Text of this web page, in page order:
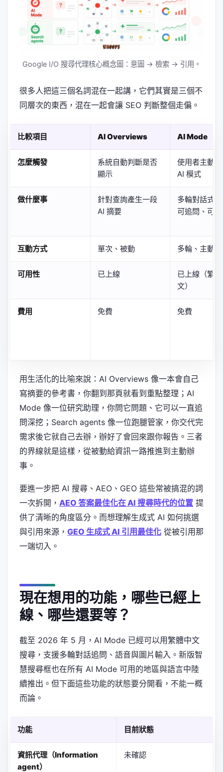
Google I/O 搜尋代理核心概念圖：意圖 → 檢索 → 引用。
很多人把這三個名詞混在一起講，它們其實是三個不
同層次的東西，混在一起會讓 SEO 判斷整個走偏。
比較項目 AI Overviews AI Mode
怎麼觸發
系統自動判斷是否
顯示
使用者主動
AI 模式
做什麼事
針對查詢產生一段
AI 摘要
多輪對話式
可追問、可
互動方式 單次、被動 多輪、主動
可用性 已上線
已上線（繁
文）
費用 免費 免費
用生活化的比喻來說：AI Overviews 像一本會自己
寫摘要的參考書，你翻到那頁就看到重點整理；AI
Mode 像一位研究助理，你問它問題、它可以一直追
問深挖；Search agents 像一位跑腿管家，你交代完
需求後它就自己去辦，辦好了會回來跟你報告。三者
的界線就是這樣，從被動給資訊一路推進到主動辦
事。
要進一步把 AI 搜尋、AEO、GEO 這些常被搞混的詞
一次拆開， AEO 答案最佳化在 AI 搜尋時代的位置 提
供了清晰的角度區分。而想理解生成式 AI 如何挑選
與引用來源， GEO 生成式 AI 引用最佳化 從被引用那
一端切入。
現在想用的功能，哪些已經上
線、哪些還要等？
截至 2026 年 5 月，AI Mode 已經可以用繁體中文
搜尋，支援多輪對話追問、語音與圖片輸入。新版智
慧搜尋框也在所有 AI Mode 可用的地區與語言中陸
續推出。但下面這些功能的狀態要分開看，不能一概
而論。
功能 目前狀態
資訊代理（Information
agent）
未確認